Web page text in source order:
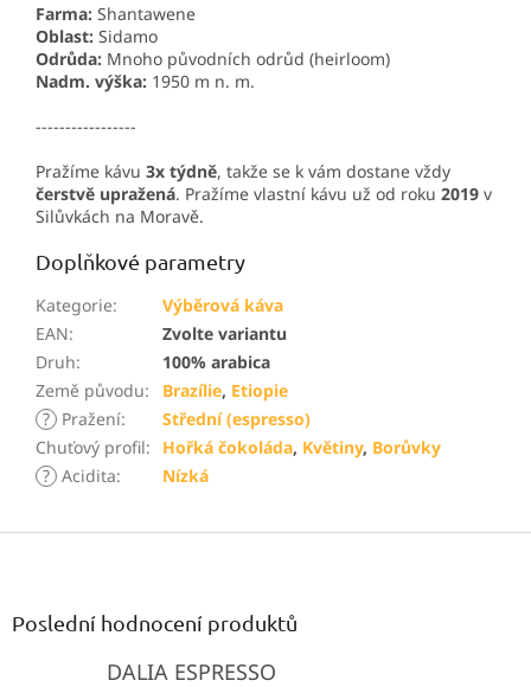
Farma: Shantawene
Oblast: Sidamo
Odrůda: Mnoho původních odrůd (heirloom)
Nadm. výška: 1950 m n. m.
-----------------
Pražíme kávu 3x týdně, takže se k vám dostane vždy
čerstvě upražená. Pražíme vlastní kávu už od roku 2019 v
Silůvkách na Moravě.
Doplňkové parametry
Kategorie:
Výběrová káva
EAN:
Zvolte variantu
Druh:
100% arabica
Země původu: Brazílie, Etiopie
? Pražení:
Střední (espresso)
Chuťový profil: Hořká čokoláda, Květiny, Borůvky
? Acidita: Nízká
Z
Poslední hodnocení produktů
DALIA ESPRESSO